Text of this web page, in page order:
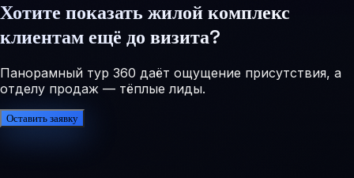
Хотите показать жилой комплекс
клиентам ещё до визита?
Панорамный тур 360 даёт ощущение присутствия, а
отделу продаж — тёплые лиды.
Оставить заявку